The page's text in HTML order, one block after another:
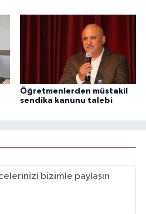
Öğretmenlerden müstakil
sendika kanunu talebi